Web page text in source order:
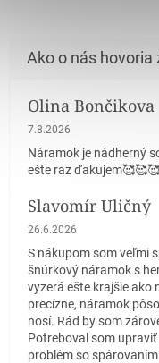
Olina Bončikova
Hodnotenie obchodu je
7.8.2026
Náramok je nádherný
ešte raz ďakujem🥰🥰🥰
Slavomír Uličný
Hodnotenie obchodu je
26.6.2026
S nákupom som veľmi
šnúrkový náramok s
vyzerá ešte krajšie ako
precízne, náramok
nosí. Rád by som
Potreboval som
problém so